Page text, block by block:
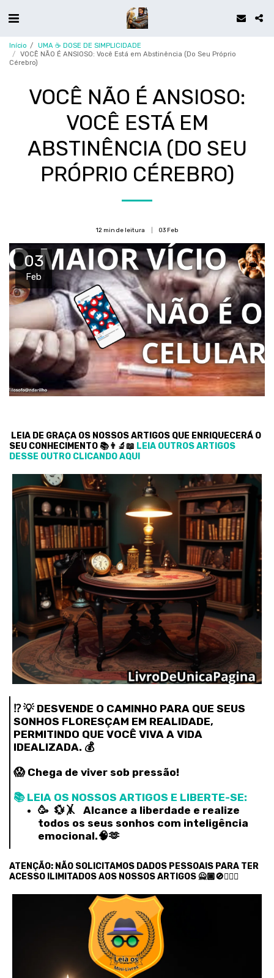
Início
UMA ☕ DOSE DE SIMPLICIDADE
VOCÊ NÃO É ANSIOSO: Você Está em Abstinência (Do Seu Próprio
Cérebro)
VOCÊ NÃO É ANSIOSO:
VOCÊ ESTÁ EM
ABSTINÊNCIA (DO SEU
PRÓPRIO CÉREBRO)
12 min de leitura 03 Feb
03
Feb
LEIA DE GRAÇA OS NOSSOS ARTIGOS QUE ENRIQUECERÁ O
SEU CONHECIMENTO 📚👨‍🔬📖 LEIA OUTROS ARTIGOS
DESSE OUTRO CLICANDO AQUI
⁉️ 💡 DESVENDE O CAMINHO PARA QUE SEUS
SONHOS FLORESÇAM EM REALIDADE,
PERMITINDO QUE VOCÊ VIVA A VIDA
IDEALIZADA. 💰
😱 Chega de viver sob pressão!
📚 LEIA OS NOSSOS ARTIGOS E LIBERTE-SE:
🥳 💱🤸‍ Alcance a liberdade e realize
todos os seus sonhos com inteligência
emocional.🧠🫶
ATENÇÃO: NÃO SOLICITAMOS DADOS PESSOAIS PARA TER
ACESSO ILIMITADOS AOS NOSSOS ARTIGOS 🙅🏾🚫🙅🏿‍♂️